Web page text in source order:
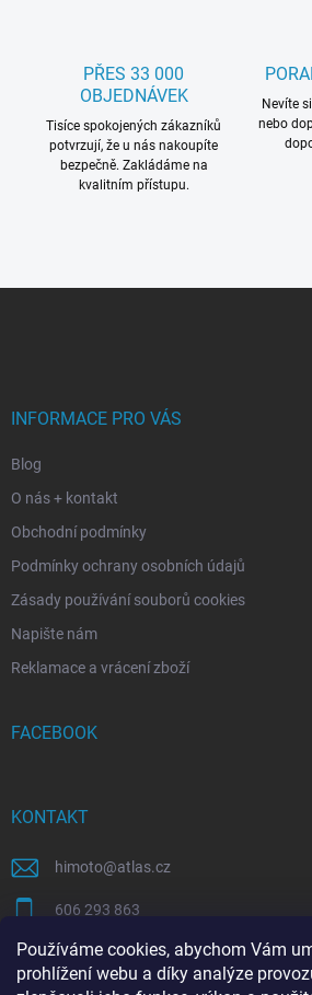
Používáme cookies, abychom Vám
prohlížení webu a díky analýze
PŘES 33 000
OBJEDNÁVEK
Tisíce spokojených zákazníků
potvrzují, že u nás nakoupíte
bezpečně. Zakládáme na
kvalitním přístupu.
Nevíte
nebo
INFORMACE PRO VÁS
Blog
O nás + kontakt
Obchodní podmínky
Podmínky ochrany osobních údajů
Zásady používání souborů cookies
Napište nám
Reklamace a vrácení zboží
FACEBOOK
KONTAKT
himoto@atlas.cz
606 293 863
https://www.facebook.com/himotocz